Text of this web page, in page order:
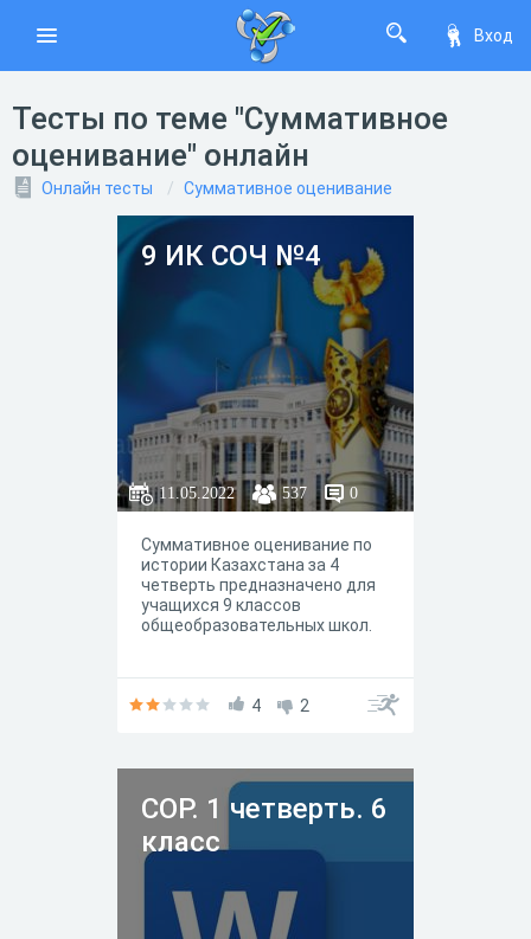
Вход
Тесты по теме "Суммативное
оценивание" онлайн
Онлайн тесты Суммативное оценивание
9 ИК СОЧ №4
11.05.2022 537 0
Суммативное оценивание по
истории Казахстана за 4
четверть предназначено для
учащихся 9 классов
общеобразовательных школ.
4 2
СОР. 1 четверть. 6
класс